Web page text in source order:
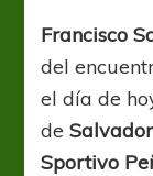
Francisco
del
el día de
de
Sportivo